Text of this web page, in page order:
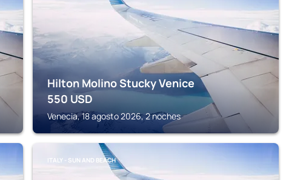
Hilton Molino Stucky Venice
550 USD
Venecia, 18 agosto 2026, 2 noches
ITALY - SUN AND BEACH